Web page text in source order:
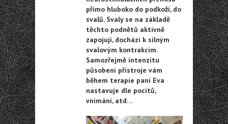
přímo hluboko do podkoží, do
svalů. Svaly se na základě
těchto podnětů aktivně
zapojují, dochází k silným
svalovým kontrakcím.
Samozřejmě intenzitu
působení přístroje vám
během terapie paní Eva
nastavuje dle pocitů,
vnímání, atd…